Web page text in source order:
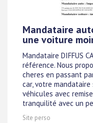
Mandataire
une voiture
Mandataire DIFFUS
référence. Nous
cheres en passant
car, votre
véhicules avec
tranquilité avec un
Site perso